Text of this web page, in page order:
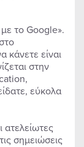
το Google».
κάνετε είναι
στην
εύκολα
ατελείωτες
σημειώσεις